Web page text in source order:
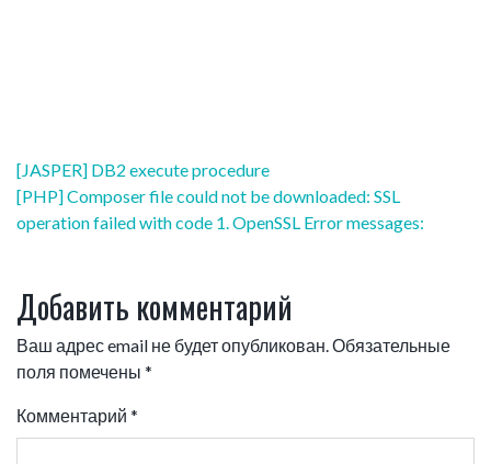
Навигация
по
записям
[JASPER] DB2 execute procedure
[PHP] Composer file could not be downloaded: SSL
operation failed with code 1. OpenSSL Error messages:
Добавить комментарий
Ваш адрес email не будет опубликован.Обязательные
поля помечены *
Комментарий *